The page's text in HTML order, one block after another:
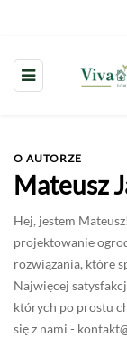
O AUTORZE
Mateusz
Hej, jestem
projektowanie
rozwiązania, które
Najwięcej
których po prostu
się z nami -